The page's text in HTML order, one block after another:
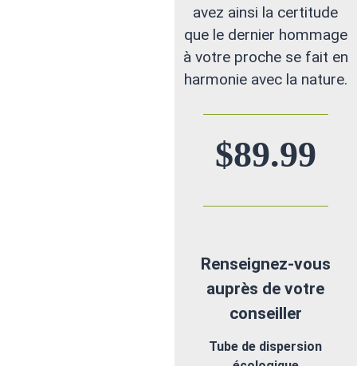
avez ainsi la certitude
que le dernier hommage
à votre proche se fait en
harmonie avec la nature.
$89.99
Renseignez-vous
auprès de votre
conseiller
Tube de dispersion